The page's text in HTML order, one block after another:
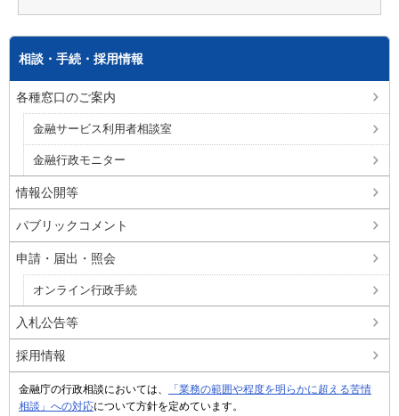
相談・手続・採用情報
各種窓口のご案内
金融サービス利用者相談室
金融行政モニター
情報公開等
パブリックコメント
申請・届出・照会
オンライン行政手続
入札公告等
採用情報
金融庁の行政相談においては、
「業務の範囲や程度を明らかに超える苦情
相談」への対応について方針を定めています。